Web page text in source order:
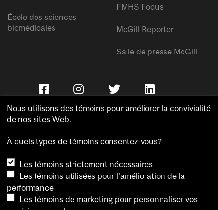
École des sciences
biomédicales
FMHS Focus
McGill Reporter
Salle de presse McGill
Accessibilité
Confidentialité
Avis sur les témoins
Nous utilisons des témoins pour améliorer la convivialité
de nos sites Web.
À quels types de témoins consentez-vous?
Les témoins strictement nécessaires
Les témoins utilisées pour l'amélioration de la
performance
Les témoins de marketing pour personnaliser vos